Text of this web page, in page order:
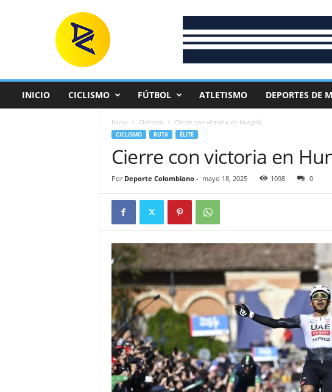
INICIO CICLISMO FÚTBOL ATLETISMO DEPORTES DE
Inicio Ciclismo Cierre con victoria en Hungría
CICLISMO RUTA ÉLITE
Cierre con victoria en
Por Deporte Colombiano- mayo 18, 2025 1098 0